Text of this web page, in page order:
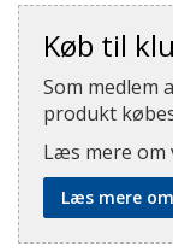
Køb til
Som medlem
produkt
Læs mere om
Læs mere